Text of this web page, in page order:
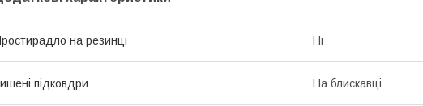
на резинці Ні
підковдри На блискавці